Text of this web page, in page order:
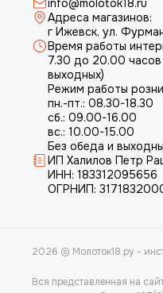
info@molotok18.ru
Адреса магазинов:
г Ижевск, ул.
Время работы
7.30 до 20.00 часов
выходных)
Режим работы
пн.-пт.: 08.30-18.30
сб.: 09.00-16.00
вс.: 10.00-15.00
Без обеда и
ИП Халилов Петр
ИНН: 183312095656
ОГРНИП:
2026 © Молоток18.ру -
Вся представленная на